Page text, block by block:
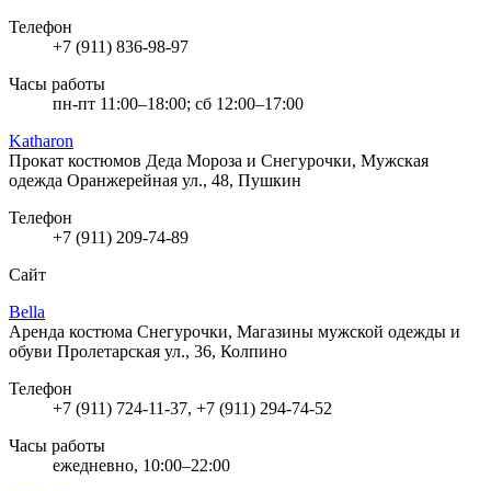
Телефон
+7 (911) 836-98-97
Часы работы
пн-пт 11:00–18:00; сб 12:00–17:00
Katharon
Прокат костюмов Деда Мороза и Снегурочки, Мужская
одежда Оранжерейная ул., 48, Пушкин
Телефон
+7 (911) 209-74-89
Сайт
Bella
Аренда костюма Снегурочки, Магазины мужской одежды и
обуви Пролетарская ул., 36, Колпино
Телефон
+7 (911) 724-11-37, +7 (911) 294-74-52
Часы работы
ежедневно, 10:00–22:00